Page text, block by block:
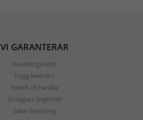
VI GARANTERAR
Kvalitetsgaranti
Trygg leverans
Enkelt att handla
30 dagars ångerrätt
Säker betalning